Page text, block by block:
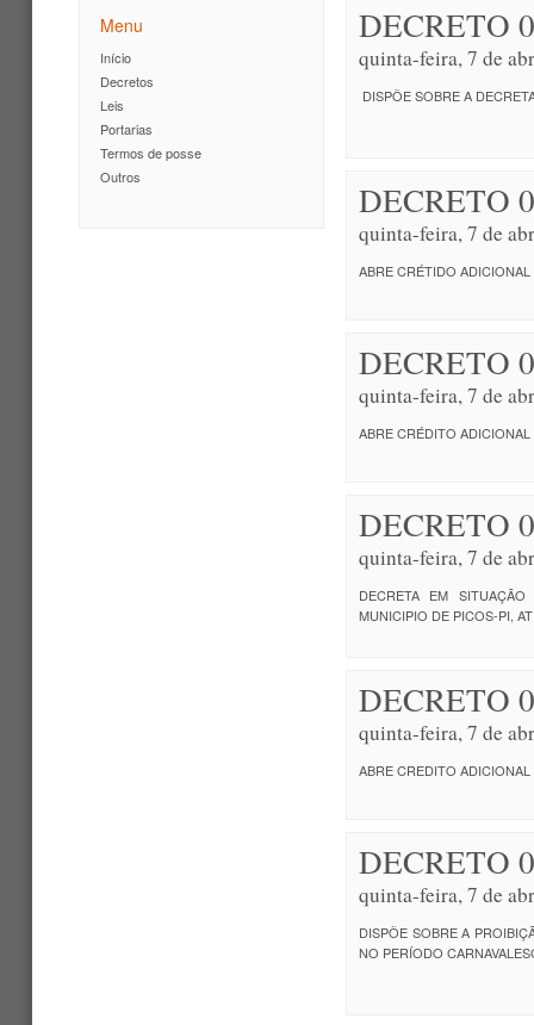
Menu
Início
Decretos
Leis
Portarias
Termos de posse
Outros
DECRETO
quinta-feira, 7 de
DISPÕE SOBRE A
DECRETO
quinta-feira, 7 de
ABRE CRÉTIDO
DECRETO
quinta-feira, 7 de
ABRE CRÉDITO
DECRETO
quinta-feira, 7 de
DECRETA EM
MUNICIPIO DE PICOS-PI,
DECRETO
quinta-feira, 7 de
ABRE CREDITO
DECRETO
quinta-feira, 7 de
DISPÕE SOBRE A
NO PERÍODO